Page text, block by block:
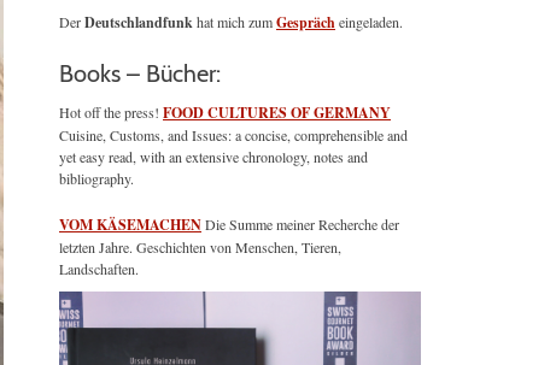
DerDeutschlandfunkhat mich zumGesprächeingeladen.
Books – Bücher:
Hot off the press! FOOD CULTURES OF GERMANY
Cuisine, Customs, and Issues: a concise, comprehensible and
yet easy read, with an extensive chronology, notes and
bibliography.
VOM KÄSEMACHENDie Summe meiner Recherche der
letzten Jahre. Geschichten von Menschen, Tieren,
Landschaften.